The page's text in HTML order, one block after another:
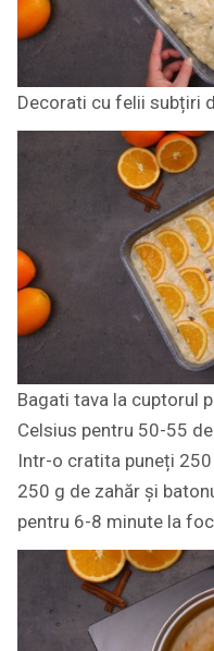
Decorati cu felii subțiri
Bagati tava la cuptorul
Celsius pentru 50-55
Intr-o cratita puneți
250 g de zahăr și
pentru 6-8 minute la